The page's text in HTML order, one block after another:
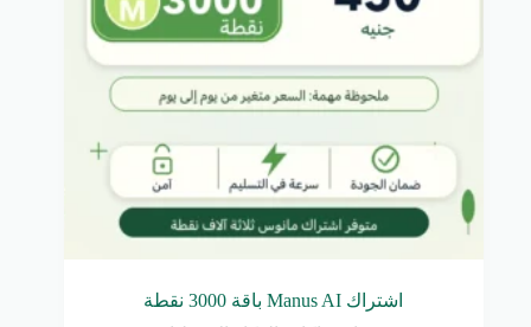
اشتراك Manus AI باقة 3000 نقطة